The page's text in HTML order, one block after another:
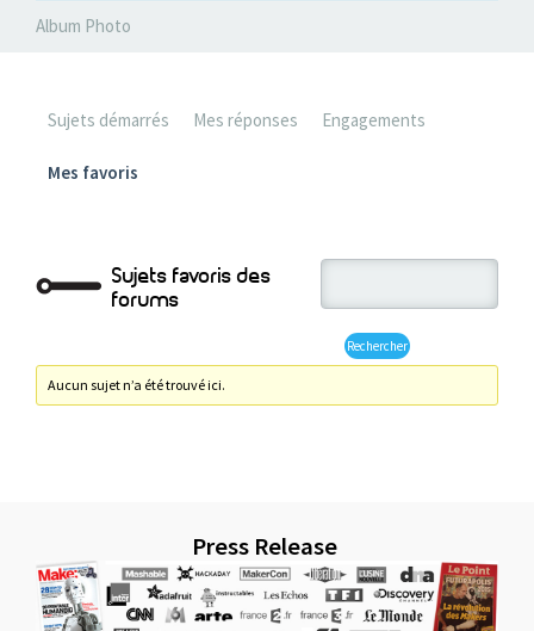
Album Photo
Sujets démarrés Mes réponses Engagements
Mes favoris
Sujets favoris des
forums
Aucun sujet n’a été trouvé ici.
Press Release